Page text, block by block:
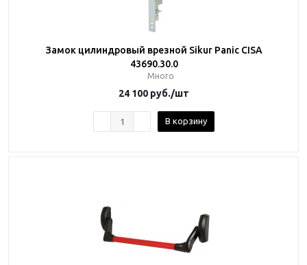
Замок цилиндровый врезной Sikur Panic CISA
43690.30.0
Много
24 100 руб./шт
В корзину